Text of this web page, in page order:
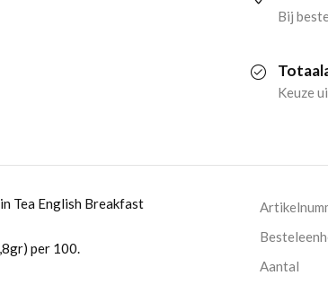
Bij
Keuze
Tea English Breakfast
per 100.
Aantal